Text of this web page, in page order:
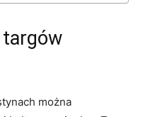
targów
można